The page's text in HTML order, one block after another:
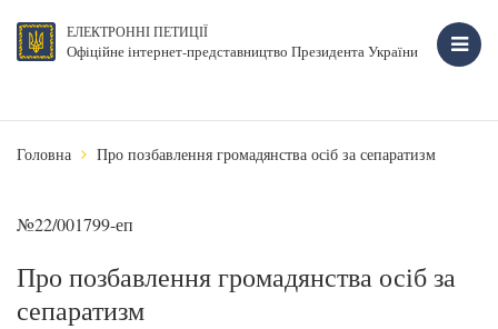
ЕЛЕКТРОННІ ПЕТИЦІЇ
Офіційне інтернет-представництво Президента України
Головна Про позбавлення громадянства осіб за сепаратизм
№22/001799-еп
Про позбавлення громадянства осіб за
сепаратизм